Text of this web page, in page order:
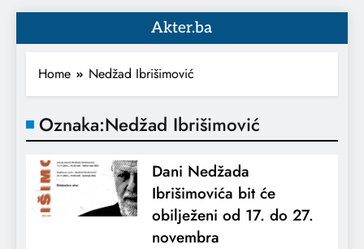
Akter.ba
Home Nedžad Ibrišimović
Oznaka:Nedžad Ibrišimović
Dani Nedžada
Ibrišimovića bit će
obilježeni od 17. do 27.
novembra